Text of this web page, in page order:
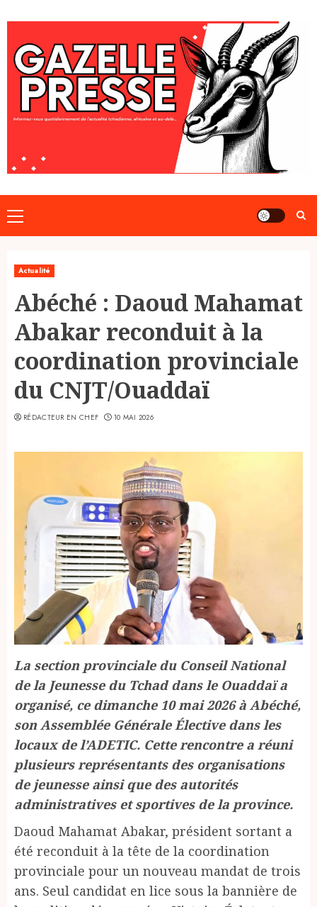
to
content
Primary
Menu
Actualité
Abéché : Daoud Mahamat
Abakar reconduit à la
coordination provinciale
du CNJT/Ouaddaï
RÉDACTEUR EN CHEF 10 MAI 2026
La section provinciale du Conseil National
de la Jeunesse du Tchad dans le Ouaddaï a
organisé, ce dimanche 10 mai 2026 à Abéché,
son Assemblée Générale Élective dans les
locaux de l’ADETIC. Cette rencontre a réuni
plusieurs représentants des organisations
de jeunesse ainsi que des autorités
administratives et sportives de la province.
Daoud Mahamat Abakar, président sortant a
été reconduit à la tête de la coordination
provinciale pour un nouveau mandat de trois
ans. Seul candidat en lice sous la bannière de